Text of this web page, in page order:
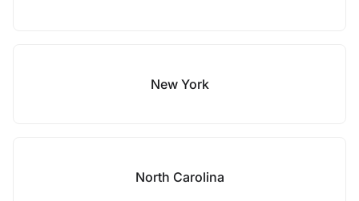
New York
North Carolina